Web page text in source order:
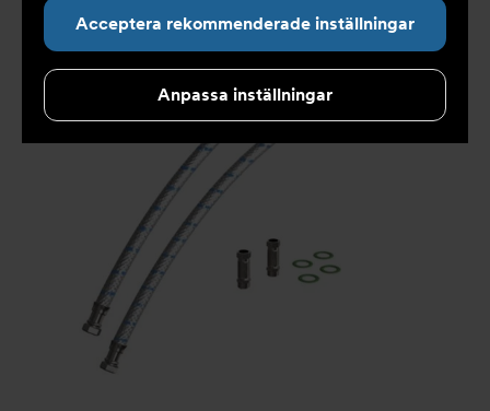
Acceptera rekommenderade inställningar
Anpassa inställningar